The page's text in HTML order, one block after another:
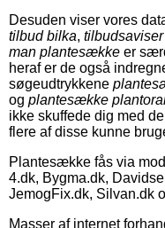
Desuden viser vores
tilbud bilka,
man plantesække er
heraf er de også
søgeudtrykkene
og plantesække
ikke skuffede dig med
flere af disse kunne
Plantesække fås via
4.dk, Bygma.dk,
JemogFix.dk, Silvan.dk
Masser af internet